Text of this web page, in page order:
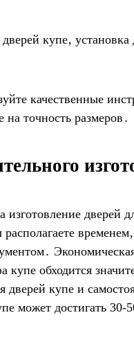
купе‚ установка
качественные
точность размеров․
изготовление дверей
обходится
купе и
может достигать 30-